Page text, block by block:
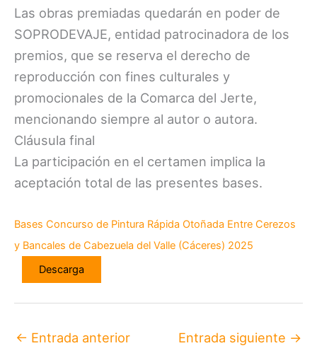
Las obras premiadas quedarán en poder de
SOPRODEVAJE, entidad patrocinadora de los
premios, que se reserva el derecho de
reproducción con fines culturales y
promocionales de la Comarca del Jerte,
mencionando siempre al autor o autora.
Cláusula final
La participación en el certamen implica la
aceptación total de las presentes bases.
Bases Concurso de Pintura Rápida Otoñada Entre Cerezos
y Bancales de Cabezuela del Valle (Cáceres) 2025
Descarga
← Entrada anterior Entrada siguiente →